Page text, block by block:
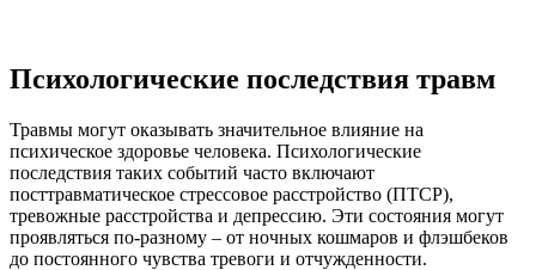
Психологические последствия травм
Травмы могут оказывать значительное влияние на
психическое здоровье человека. Психологические
последствия таких событий часто включают
посттравматическое стрессовое расстройство (ПТСР),
тревожные расстройства и депрессию. Эти состояния могут
проявляться по-разному – от ночных кошмаров и флэшбеков
до постоянного чувства тревоги и отчужденности.